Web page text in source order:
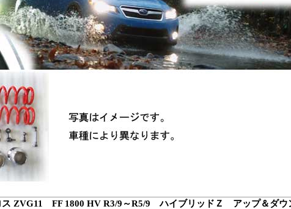
ス ZVG11 FF 1800 HV R3/9～R5/9 ハイブリッドＺ アップ＆ダウ